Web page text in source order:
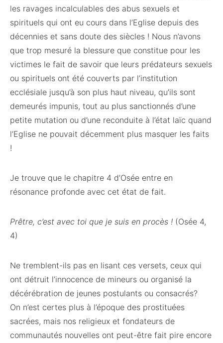
les ravages incalculables des abus sexuels et
spirituels qui ont eu cours dans l’Eglise depuis des
décennies et sans doute des siècles ! Nous n’avons
que trop mesuré la blessure que constitue pour les
victimes le fait de savoir que leurs prédateurs sexuels
ou spirituels ont été couverts par l’institution
ecclésiale jusqu’à son plus haut niveau, qu’ils sont
demeurés impunis, tout au plus sanctionnés d’une
petite mutation ou d’une reconduite à l’état laïc quand
l’Eglise ne pouvait décemment plus masquer les faits
!
Je trouve que le chapitre 4 d’Osée entre en
résonance profonde avec cet état de fait.
Prêtre, c’est avec toi que je suis en procès ! (Osée 4,
4)
Ne tremblent-ils pas en lisant ces versets, ceux qui
ont détruit l’innocence de mineurs ou organisé la
décérébration de jeunes postulants ou consacrés?
On n’est certes plus à l’époque des prostituées
sacrées, mais nos religieux et fondateurs de
communautés nouvelles ont peut-être fait pire encore